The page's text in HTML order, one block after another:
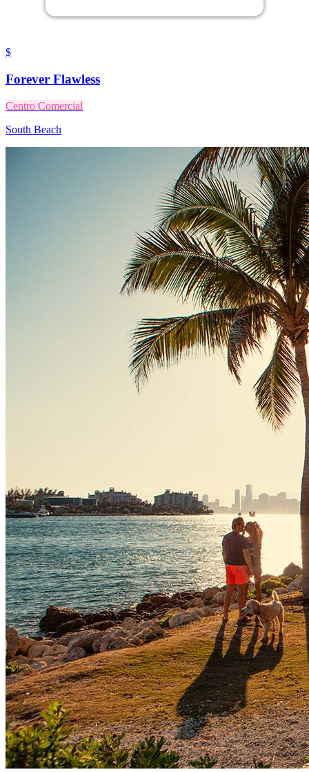
$
Forever Flawless
Centro Comercial
South Beach